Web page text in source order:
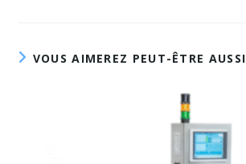
VOUS AIMEREZ PEUT-ÊTRE AUSSI